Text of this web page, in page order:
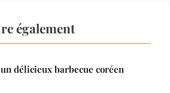
également
délicieux barbecue coréen